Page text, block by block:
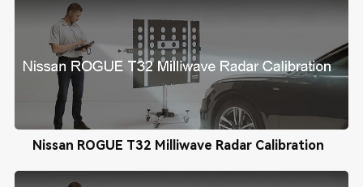
Nissan ROGUE T32 Milliwave Radar Calibration